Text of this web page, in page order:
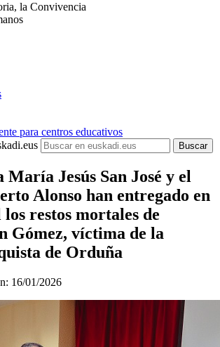
la Convivencia
para centros educativos
María Jesús San José y el
Alonso han entregado en
restos mortales de
Gómez, víctima de la
de Orduña
16/01/2026